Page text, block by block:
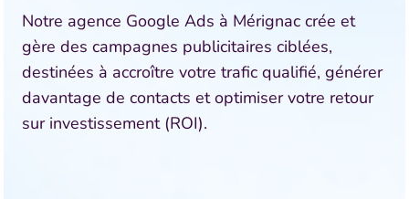
Notre agence Google Ads à Mérignac crée et
gère des campagnes publicitaires ciblées,
destinées à accroître votre trafic qualifié, générer
davantage de contacts et optimiser votre retour
sur investissement (ROI).